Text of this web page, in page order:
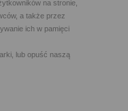
na stronie,
a także przez
ich w pamięci
lub opuść naszą